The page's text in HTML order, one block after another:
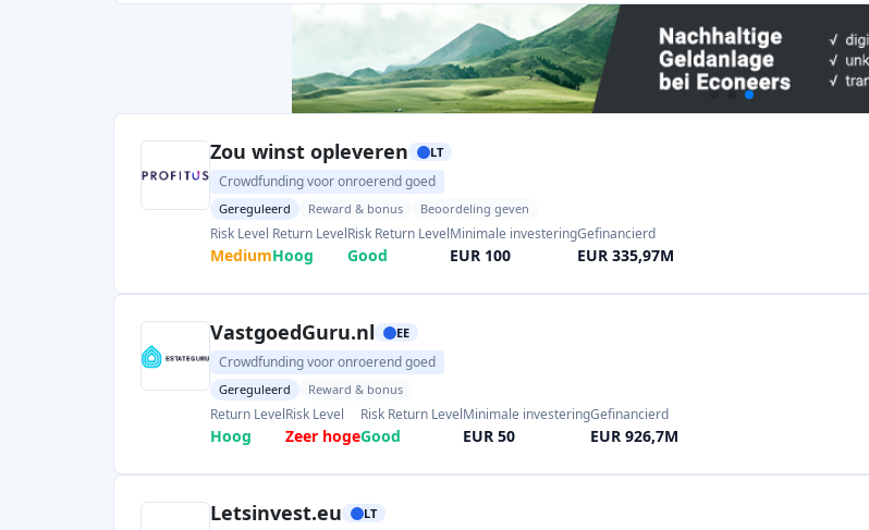
Zou winst opleveren LT
Crowdfunding voor onroerend goed
Gereguleerd Reward & bonus Beoordeling geven
Risk Level
Medium
Return Level
Hoog
Risk Return Level
Good
Minimale investering
EUR 100
Gefinancierd
EUR 335,97M
VastgoedGuru.nl EE
Crowdfunding voor onroerend goed
Gereguleerd Reward & bonus
Return Level
Hoog
Risk Level
Zeer hoge
Risk Return Level
Good
Minimale investering
EUR 50
Gefinancierd
EUR 926,7M
Letsinvest.eu LT